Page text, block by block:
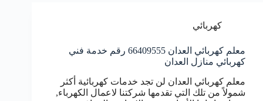
كهربائي
معلم كهربائي العدان 66409555 رقم خدمة فني
كهربائي منازل العدان
معلم كهربائي العدان لن تجد خدمات كهربائية أكثر
شمولاً من تلك التي تقدمها شركتنا لاعمال الكهرباء,